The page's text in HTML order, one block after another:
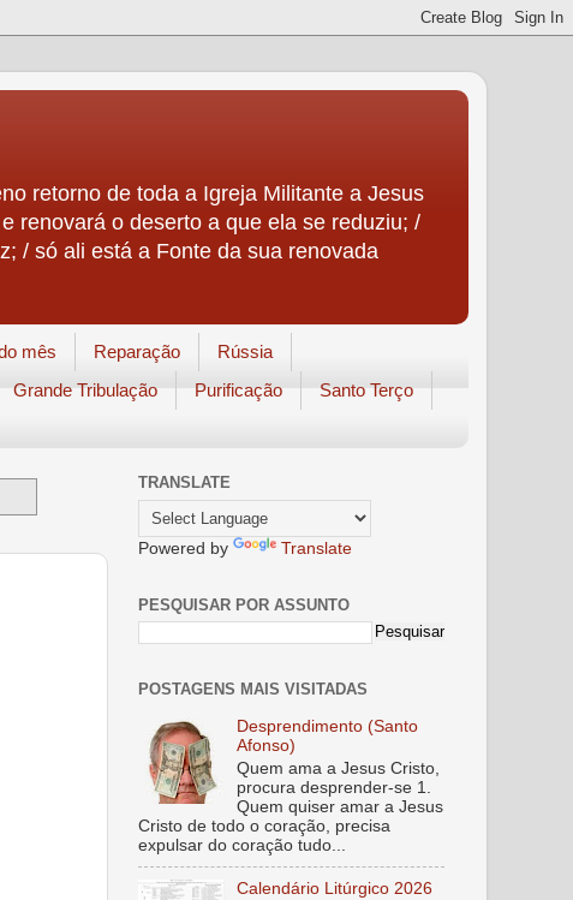
retorno de toda a Igreja Militante a Jesus
renovará o deserto a que ela se reduziu; /
/ só ali está a Fonte da sua renovada
mês Reparação
Rússia
Grande Tribulação Purificação
Santo Terço
TRANSLATE
Powered by Translate
PESQUISAR POR ASSUNTO
POSTAGENS MAIS VISITADAS
Desprendimento (Santo
Afonso)
Quem ama a Jesus Cristo,
procura desprender-se 1.
Quem quiser amar a Jesus
Cristo de todo o coração, precisa
expulsar do coração tudo...
Calendário Litúrgico 2026